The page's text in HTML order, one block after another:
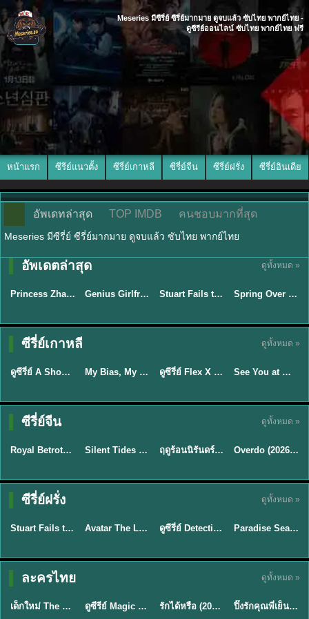
Meseries มีซีรี่ย์ ซีรี่ย์มากมาย ดูจบแล้ว ซับไทย พากย์ไทย -
ดูซีรีย์ออนไลน์ ซับไทย พากย์ไทย ฟรี
หน้าแรก ซีรีย์แนวตั้ง ซีรี่ย์เกาหลี ซีรี่ย์จีน ซีรี่ย์ฝรั่ง ซีรี่ย์อินเดีย
อัพเดทล่าสุด TOP IMDB คนชอบมากที่สุด
Meseries มีซีรี่ย์ ซีรี่ย์มากมาย ดูจบแล้ว ซับไทย พากย์ไทย
อัพเดตล่าสุด ดูทั้งหมด »
★8
พากย์ไทย/ซับ
ไทย
Princess Zhaoyang องค์หญิงเจาหยาง (2026) พากย์ไทย ซับไทย EP.1-18 ★9
พากย์ไทย/ซับ
Genius Girlfriend แฟนสาวอัจฉริยะ (2026) พากย์ไทย ซับไทย EP.1-28 ★9.3 Stuart Fails to Save the Universe สจ๊วตล่มแผนกู้จักรวาล (2026) พากย์ไทย ซับไทย EP.1-10
ซับไทย
Spring Over Phoenix Pond (2026) หงส์คืนบัลลังก์แค้น พากย์ไทย ซับไทย EP1-21
ซีรี่ย์เกาหลี ดูทั้งหมด »
★8 EP.16
พากย์ไทย
TH EP. 16
ดูซีรี่ย์ A Shop for Killers 2 ร้านลับนักฆ่า ซีซัน 2 (2026) ซับไทย-พากย์ไทย My Bias, My Boss เมื่อเมนฉันเป็นประธานบริษัท (2026) พากย์ไทย ซับไทย EP.1-12 ★8 EP.16
Sub EP. 16 | TH
ดูซีรี่ย์ Flex X Cop คุณชายสายสืบ (2024) พากย์ไทย-ซับไทย EP.1-16 (จบ) ★9
ซับไทย | พากย์
Sub EP. 8 | TH
See You at Work Tomorrow! เจอกันที่ออฟฟิศพรุ่งนี้นะ พากย์ไทย
ซีรี่ย์จีน ดูทั้งหมด »
★9
ซับไทย
Royal Betrothal (2026) สัญญาวิวาห์แห่งราชวงศ์ พากย์ไทย ซับไทย EP1-32 ★9.5 Silent Tides คลื่นลมลวง (2025) พากย์ไทย ซับไทย EP.1-31 ★8.8 ฤดูร้อนนิรันดร์ (2026) Never-Ending Summer พากย์ไทย EP.1-29
ซับไทย
Overdo (2026) รักเกินแค้น พากย์ไทย ซับไทย EP1-33 (จบ)
ซีรี่ย์ฝรั่ง ดูทั้งหมด »
★9.3
พากย์ไทย
Stuart Fails to Save the Universe สจ๊วตล่มแผนกู้จักรวาล (2026) พากย์ไทย ซับไทย EP.1-10 ★7.8 EP.7Avatar The Last Airbender 2 เณรน้อยเจ้าอภินิหาร พากย์ไทย EP.9ดูซีรี่ย์ Detective Hole (2026) พากย์ไทย HD ฟรี อัปเดตล่าสุด Netflix EP.8
พากย์ไทย
Paradise Season 2 (2026) พากย์ไทย EP1-8 ดูซีรี่ย์ฝรั่ง HD ครบทุกตอน
ละครไทย ดูทั้งหมด »
★ 8 EP.6
พากย์ไทย
เด็กใหม่ The Reset 2026 EP1-6 พากย์ไทย ดูซีรี่ย์ Netflix ล่าสุด HD ดูซีรีย์ Magic Move (2026) ทำนายทายรัก Thai EP.1-10 HD รักได้หรือ (2026) YOUNG Let's Begin Again พากย์ไทย EP.1-19 ★8
พากย์ไทย
ปิ๊งรักคุณพี่เย็นชา (2026) Frozen Valentine EP.1-10 (จบ)